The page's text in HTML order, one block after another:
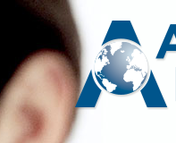
Atlas da